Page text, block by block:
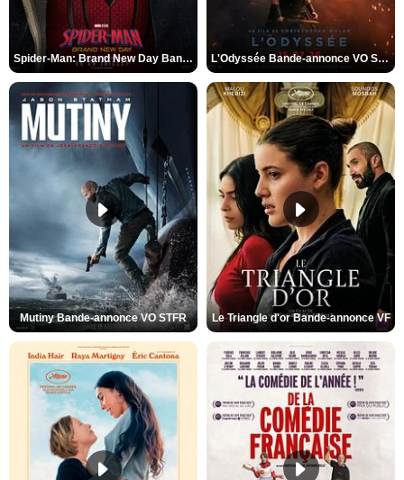
Spider-Man: Brand New Day Bande-annonce VO STFR L'Odyssée Bande-annonce VO STFR
Mutiny Bande-annonce VO STFR Le Triangle d'or Bande-annonce VF